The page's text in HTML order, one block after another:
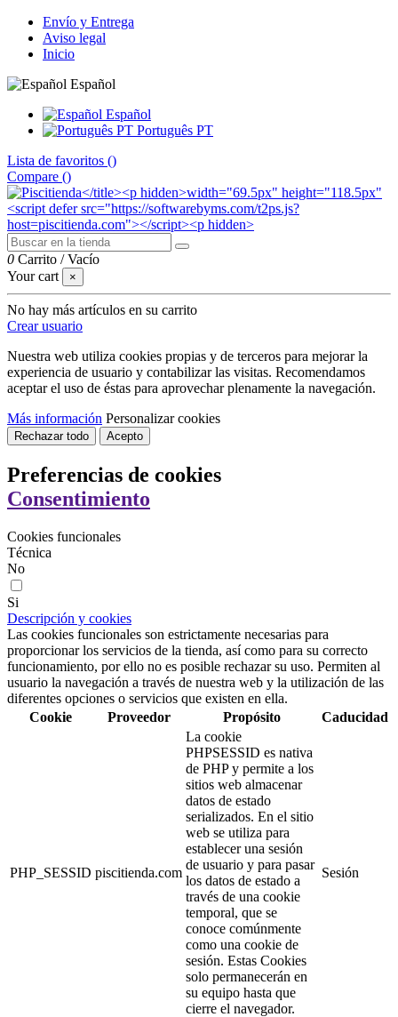
Envío y Entrega
Aviso legal
Inicio
Español
Español
Português PT
Lista de favoritos ()
Compare ()
0 Carrito /Vacío
Your cart
×
No hay más artículos en su carrito
Crear usuario
Nuestra web utiliza cookies propias y de terceros para mejorar la
experiencia de usuario y contabilizar las visitas. Recomendamos
aceptar el uso de éstas para aprovechar plenamente la navegación.
Más información Personalizar cookies
Rechazar todo Acepto
Preferencias de cookies
Consentimiento
Cookies funcionales
Técnica
No
Si
Descripción y cookies
Las cookies funcionales son estrictamente necesarias para
proporcionar los servicios de la tienda, así como para su correcto
funcionamiento, por ello no es posible rechazar su uso. Permiten al
usuario la navegación a través de nuestra web y la utilización de las
diferentes opciones o servicios que existen en ella.
Cookie
Proveedor Propósito Caducidad
PHP_SESSID piscitienda.com
La cookie
PHPSESSID es nativa
de PHP y permite a los
sitios web almacenar
datos de estado
serializados. En el sitio
web se utiliza para
establecer una sesión
de usuario y para pasar
los datos de estado a
través de una cookie
temporal, que se
conoce comúnmente
como una cookie de
sesión. Estas Cookies
solo permanecerán en
su equipo hasta que
cierre el navegador.
Sesión